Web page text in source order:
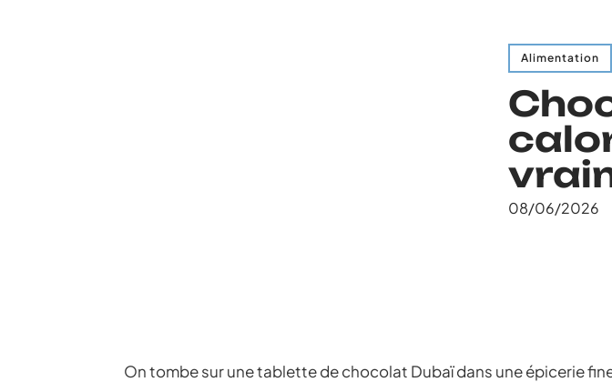
Alimentation
08/06/2026
On tombe sur une tablette de chocolat Dubaï dans une épicerie